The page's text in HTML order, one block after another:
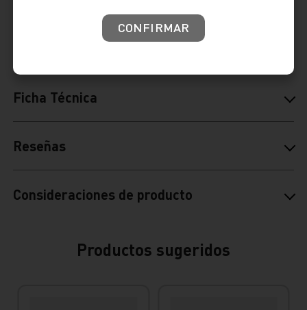
01) 604 4646
Ficha Técnica
Reseñas
Consideraciones de producto
Productos sugeridos
CONFIRMAR